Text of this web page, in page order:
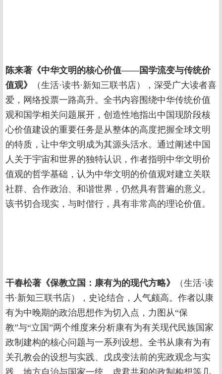
陈来著《中华文明的核心价值——国学流变与传统价
值观》
（生活·读书·新知三联书店），深受广大读者喜
爱，网络投票一路高升。全书内容围绕中华传统价值
观和国学相关问题展开，创造性地指出中国现阶段核
心价值建设的重要任务是从整体的高度把握全球文明
的特质，让中华文明成为其源头活水。通过阐述中国
人关于宇宙和世界的独特认识，作者指明中华文明价
值观的哲学基础，认为中华文明的价值观对建立关联
社群、合作政治、和谐世界，仍然具有普遍的意义。
该书切合现实，与时偕行，具有非常高的理论价值。
干春松著《保教立国：康有为的现代方略》
（生活·读
书·新知三联书店），史论结合，人气颇高。作者以康
有为中晚期的政治思想作为切入点，力图从“保
教”与“立国”两个维度来分析康有为有关现代民族国家
政制建构的核心问题与一系列设想。全书从康有为有
关孔教会的设想与实践、戊戌变法前的宪政观念与实
践、地方自治与国家一统、虚君共和的政制构想等几